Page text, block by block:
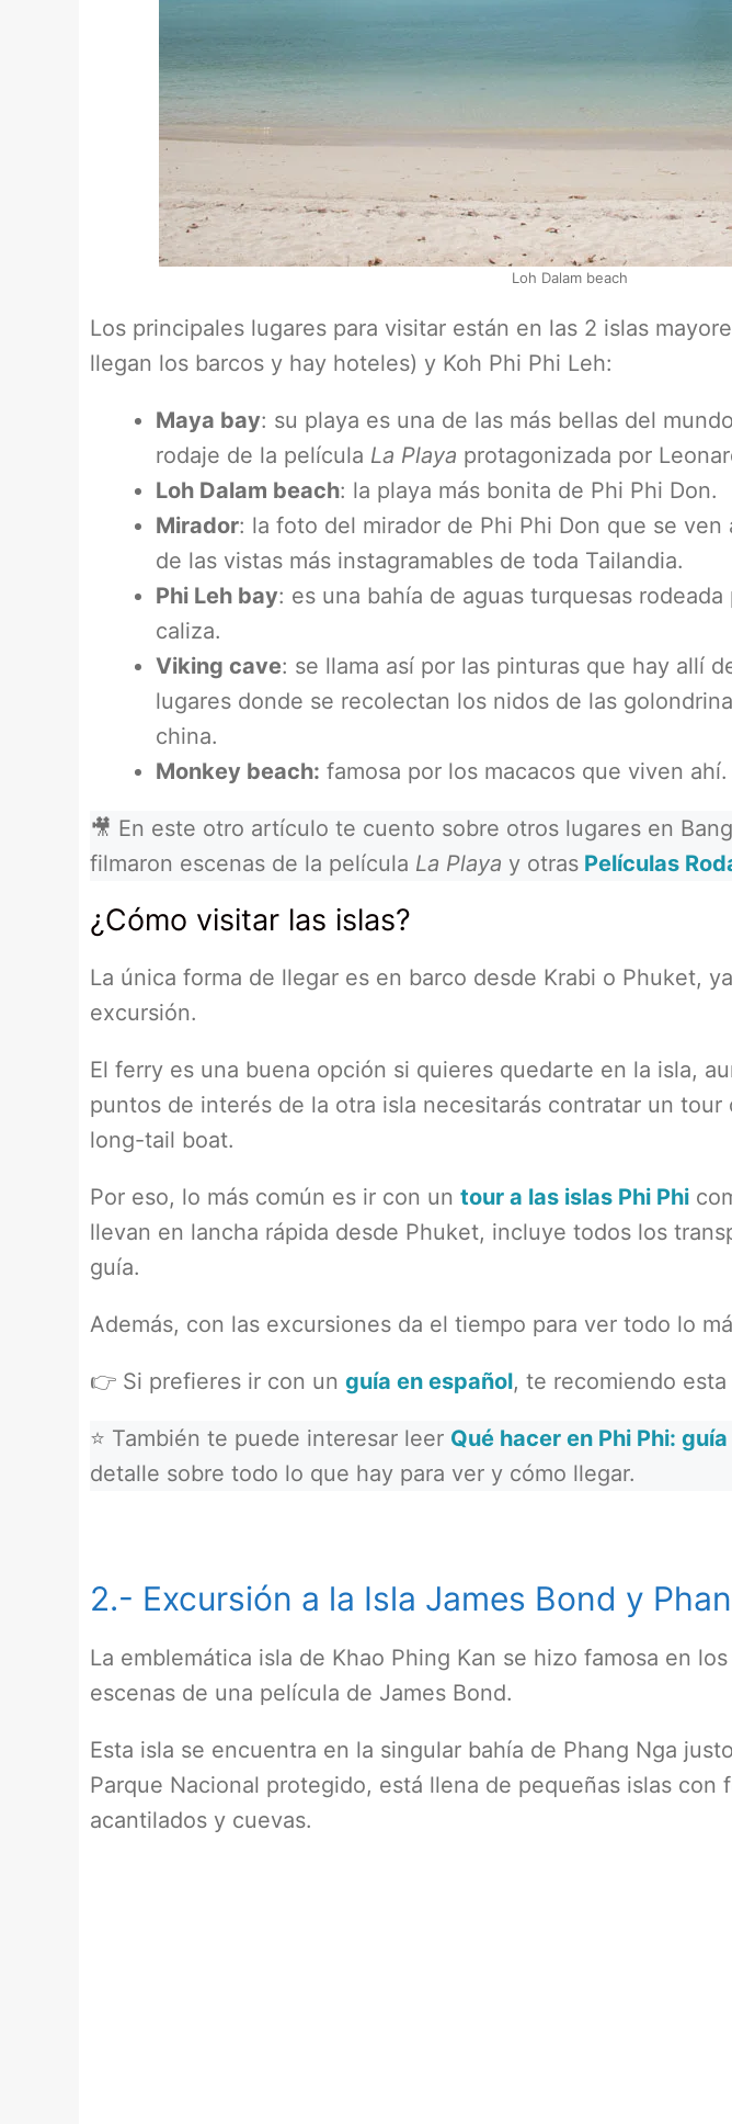
Loh Dalam beach
Los principales lugares para visitar están en las 2 islas
llegan los barcos y hay hoteles) y Koh Phi Phi Leh:
Maya bay: su playa es una de las más bellas del
rodaje de la película La Playa protagonizada por
Loh Dalam beach: la playa más bonita de Phi Phi Don.
Mirador: la foto del mirador de Phi Phi Don que se ven
de las vistas más instagramables de toda Tailandia.
Phi Leh bay: es una bahía de aguas turquesas
caliza.
Viking cave: se llama así por las pinturas que hay allí
lugares donde se recolectan los nidos de las
china.
Monkey beach: famosa por los macacos que viven ahí.
🎥 En este otro artículo te cuento sobre otros lugares en
filmaron escenas de la película La Playa y otras Películas
¿Cómo visitar las islas?
La única forma de llegar es en barco desde Krabi o Phuket,
excursión.
El ferry es una buena opción si quieres quedarte en la isla,
puntos de interés de la otra isla necesitarás contratar un tour
long-tail boat.
Por eso, lo más común es ir con un tour a las islas Phi Phi
llevan en lancha rápida desde Phuket, incluye todos los
guía.
Además, con las excursiones da el tiempo para ver todo lo
👉 Si prefieres ir con un guía en español, te recomiendo esta
⭐ También te puede interesar leer Qué hacer en Phi Phi:
detalle sobre todo lo que hay para ver y cómo llegar.
2.- Excursión a la Isla James Bond y
La emblemática isla de Khao Phing Kan se hizo famosa en
escenas de una película de James Bond.
Esta isla se encuentra en la singular bahía de Phang Nga
Parque Nacional protegido, está llena de pequeñas islas con
acantilados y cuevas.